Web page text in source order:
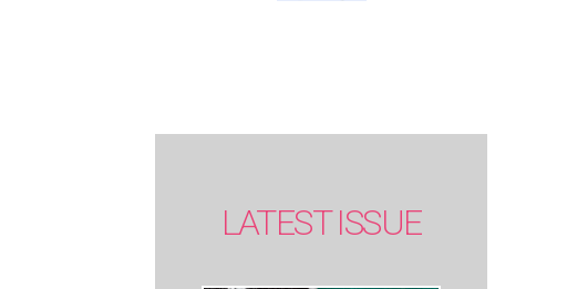
LATEST ISSUE